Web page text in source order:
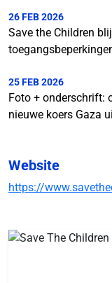
26 FEB 2026
Save the Children
25 FEB 2026
Foto + onderschrift:
nieuwe koers Gaza
Website
https://